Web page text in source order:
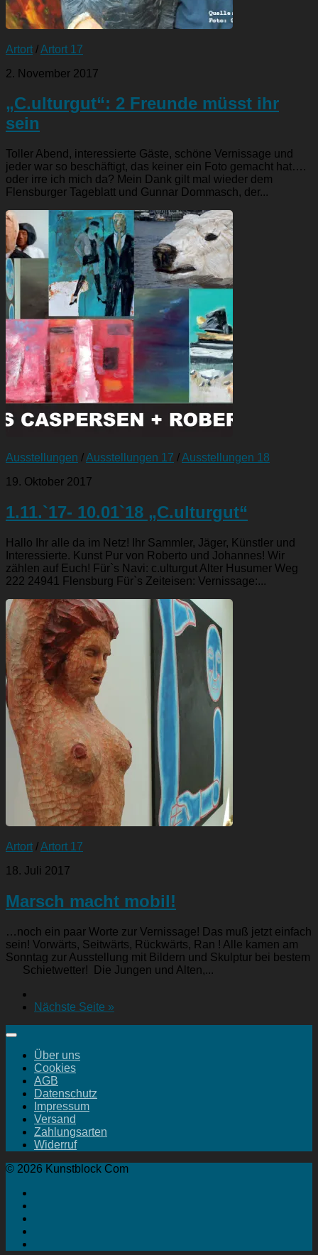
Artort /Artort 17
2. November 2017
„C.ulturgut“: 2 Freunde müsst ihr
sein
Toller Abend, interessierte Gäste, schöne Vernissage und
jeder war so beschäftigt, das keiner ein Foto gemacht hat….
oder irre ich mich da? Mein Dank gilt mal wieder dem
Flensburger Tageblatt und Gunnar Dommasch, der...
Ausstellungen /Ausstellungen 17 /Ausstellungen 18
19. Oktober 2017
1.11.`17- 10.01`18 „C.ulturgut“
Hallo Ihr alle da im Netz! Ihr Sammler, Jäger, Künstler und
Interessierte. Kunst Pur von Roberto und Johannes! Wir
zählen auf Euch! Für`s Navi: c.ulturgut Alter Husumer Weg
222 24941 Flensburg Für`s Zeiteisen: Vernissage:...
Artort /Artort 17
18. Juli 2017
Marsch macht mobil!
…noch ein paar Worte zur Vernissage! Das muß jetzt einfach
sein! Vorwärts, Seitwärts, Rückwärts, Ran ! Alle kamen am
Sonntag zur Ausstellung mit Bildern und Skulptur bei bestem
Schietwetter! Die Jungen und Alten,...
Nächste Seite »
Über uns
Cookies
AGB
Datenschutz
Impressum
Versand
Zahlungsarten
Widerruf
© 2026 Kunstblock Com